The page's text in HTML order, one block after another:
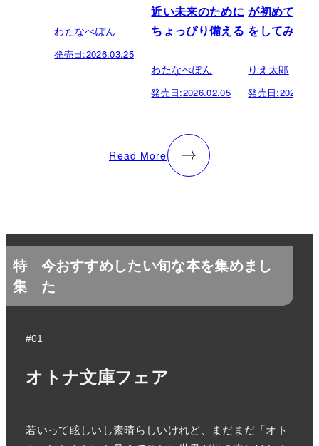
わたなべぽん
発売日:2026.03.25
近い未来のために
ちょっぴり備える
わたなべぽん
発売日:2026.02.05
が初めて中
をしてみたら
りえ太郎
発売日:
Read More
特
集
今おすすめしたい旬な本を集めまし
た
#01
オトナ文庫フェア
若いって眩しいし素晴らしいけれど、まだまだ「オト